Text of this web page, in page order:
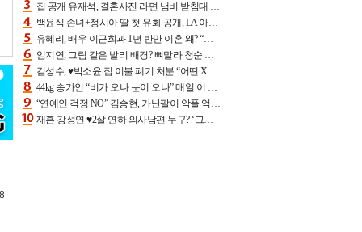
집 공개 유재석, 결혼사진 라면 냄비 받침대 되고 분노‥가족사진도 피해(놀뭐)[어제TV]
백윤식 손녀+정시아 딸 첫 유화 공개, LA 아트쇼→서울국제조각페스타 작가다운 수준급 실력
유혜리, 배우 이근희과 1년 반만 이혼 왜? “식칼 꽂고 의자 던져” 충격 폭로(특종)[어제TV]
임지연, 그림 같은 발리 배경? 뼈말라 청순 비키니 핏에 상대 안 되네
김성수, ♥박소윤 집 이불 폐기 처분 “어떤 X이랑 썼을지 몰라” 질투(신랑수업2)[어제TV]
44kg 송가인 “비가 오나 눈이 오나” 매일 이 운동, 허벅지 근육량 상승+체지방 감소
“연예인 걱정 NO” 김승현, 가난팔이 악플 억울할만‥아내+딸과 日 여행
재혼 강성연 ♥2살 연하 의사남편 누구? ‘그알’ 자문의에 훈남 비주얼 초엘리트 스펙 [종합]